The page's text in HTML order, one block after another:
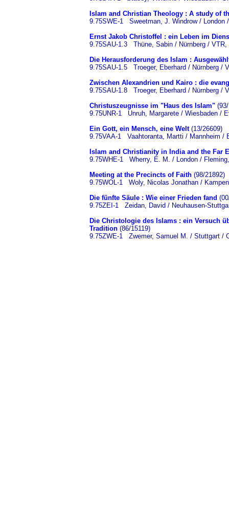
Islam and Christian Theology : A study of
9.75SWE-1 Sweetman, J. Windrow / London
Ernst Jakob Christoffel : ein Leben im
9.75SAU-1.3 Thüne, Sabin / Nürnberg / VTR,
Die Herausforderung des Islam :
9.75SAU-1.5 Troeger, Eberhard / Nürnberg /
Zwischen Alexandrien und Kairo : die
9.75SAU-1.8 Troeger, Eberhard / Nürnberg /
Christuszeugnisse im "Haus des Islam"
9.75UNR-1 Unruh, Margarete / Wiesbaden /
Ein Gott, ein Mensch, eine Welt(13/26609)
9.75VAA-1 Vaahtoranta, Martti / Mannheim /
Islam and Christianity in India and the Far
9.75WHE-1 Wherry, E. M. / London /
Meeting at the Precincts of Faith (98/21892)
9.75WOL-1 Woly, Nicolas Jonathan /
Die fünfte Säule : Wie einer Frieden fand
9.75ZEI-1 Zeidan, David / Neuhausen-
Die Christologie des Islams : ein Versuch
Tradition (86/15119)
9.75ZWE-1 Zwemer, Samuel M. / Stuttgart /